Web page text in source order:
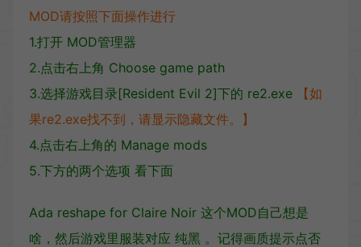
MOD请按照下面操作进行
1.打开 MOD管理器
2.点击右上角 Choose game path
3.选择游戏目录[Resident Evil 2]下的 re2.exe
【如
果re2.exe找不到，请显示隐藏文件。】
4.点击右上角的 Manage mods
5.下方的两个选项 看下面
Ada reshape for Claire Noir 这个MOD自己想是
啥，然后游戏里服装对应 纯黑 。记得画质提示点否